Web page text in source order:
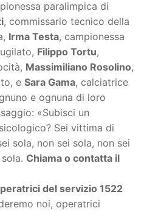
paralimpica di
, commissario tecnico della
Irma Testa, campionessa
Filippo Tortu,
Massimiliano Rosolino,
e Sara Gama, calciatrice
e ognuna di loro
«Subisci un
Sei vittima di
sola, non sei sola, non sei
Chiama o contatta il
del servizio 1522
noi, operatrici